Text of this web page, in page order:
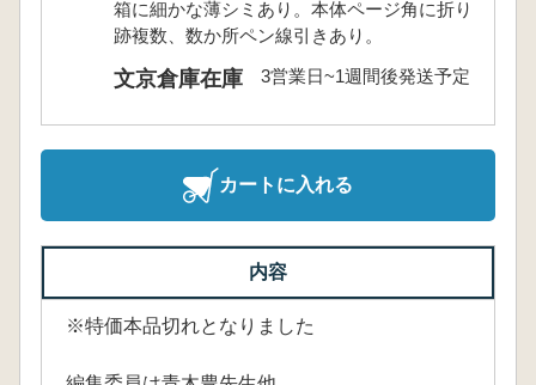
箱に細かな薄シミあり。本体ページ角に折り
跡複数、数か所ペン線引きあり。
文京倉庫在庫 3営業日~1週間後発送予定
カートに入れる
内容
※特価本品切れとなりました